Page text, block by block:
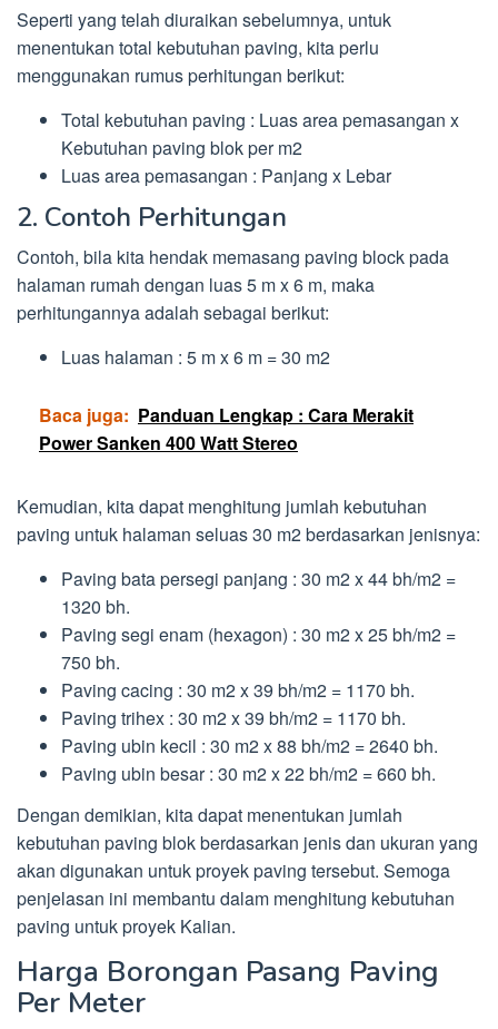
Seperti yang telah diuraikan sebelumnya, untuk
menentukan total kebutuhan paving, kita perlu
menggunakan rumus perhitungan berikut:
Total kebutuhan paving : Luas area pemasangan x
Kebutuhan paving blok per m2
Luas area pemasangan : Panjang x Lebar
2. Contoh Perhitungan
Contoh, bila kita hendak memasang paving block pada
halaman rumah dengan luas 5 m x 6 m, maka
perhitungannya adalah sebagai berikut:
Luas halaman : 5 m x 6 m = 30 m2
Baca juga: Panduan Lengkap : Cara Merakit
Power Sanken 400 Watt Stereo
Kemudian, kita dapat menghitung jumlah kebutuhan
paving untuk halaman seluas 30 m2 berdasarkan jenisnya:
Paving bata persegi panjang : 30 m2 x 44 bh/m2 =
1320 bh.
Paving segi enam (hexagon) : 30 m2 x 25 bh/m2 =
750 bh.
Paving cacing : 30 m2 x 39 bh/m2 = 1170 bh.
Paving trihex : 30 m2 x 39 bh/m2 = 1170 bh.
Paving ubin kecil : 30 m2 x 88 bh/m2 = 2640 bh.
Paving ubin besar : 30 m2 x 22 bh/m2 = 660 bh.
Dengan demikian, kita dapat menentukan jumlah
kebutuhan paving blok berdasarkan jenis dan ukuran yang
akan digunakan untuk proyek paving tersebut. Semoga
penjelasan ini membantu dalam menghitung kebutuhan
paving untuk proyek Kalian.
Harga Borongan Pasang Paving
Per Meter